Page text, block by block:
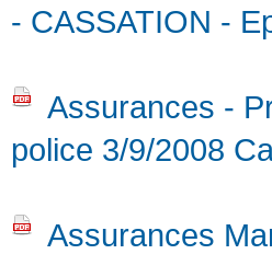
- CASSATION -
Assurances -
police 3/9/2008
Assurances